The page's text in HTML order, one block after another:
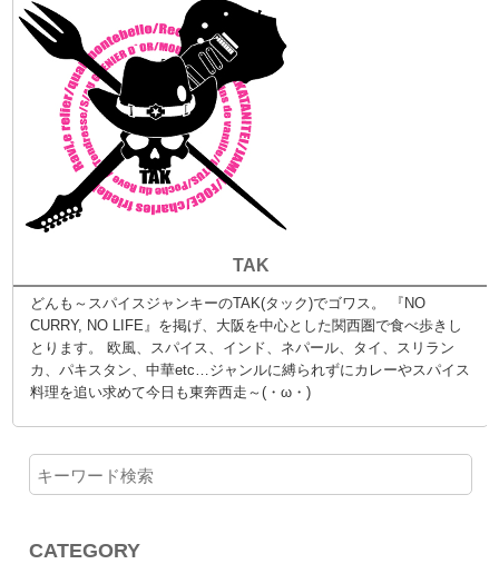
TAK
どんも～スパイスジャンキーのTAK(タック)でゴワス。 『NO
CURRY, NO LIFE』を掲げ、大阪を中心とした関西圏で食べ歩きし
とります。 欧風、スパイス、インド、ネパール、タイ、スリラン
カ、パキスタン、中華etc…ジャンルに縛られずにカレーやスパイス
料理を追い求めて今日も東奔西走～(・ω・)
CATEGORY